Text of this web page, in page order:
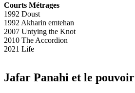
Courts Métrages
1992 Doust
1992 Akharin emtehan
2007 Untying the Knot
2010 The Accordion
2021 Life
Jafar Panahi et le pouvoir